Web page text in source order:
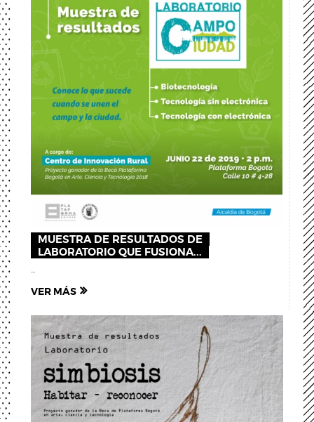
MUESTRA DE RESULTADOS DE
LABORATORIO QUE FUSIONA...
...
VER MÁS